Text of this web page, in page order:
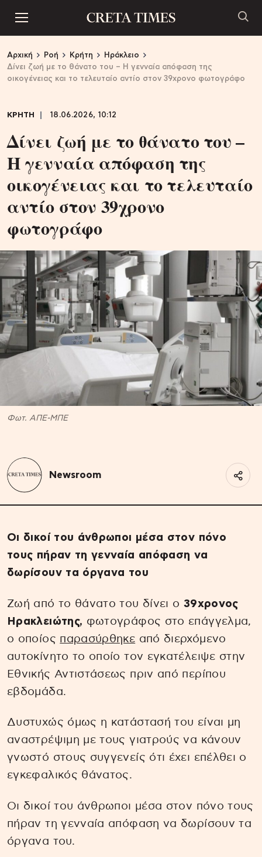
Αρχική Ροή Κρήτη
Ηράκλειο
Δίνει ζωή με το θάνατο του – Η γενναία απόφαση της
οικογένειας και το τελευταίο αντίο στον 39χρονο φωτογράφο
ΚΡΗΤΗ 18.06.2026, 10:12
Δίνει ζωή με το θάνατο του –
Η γενναία απόφαση της
οικογένειας και το τελευταίο
αντίο στον 39χρονο
φωτογράφο
Φωτ. ΑΠΕ-ΜΠΕ
Newsroom
Οι δικοί του άνθρωποι μέσα στον πόνο
τους πήραν τη γενναία απόφαση να
δωρίσουν τα όργανα του
Ζωή από το θάνατο του δίνει ο 39χρονος
Ηρακλειώτης, φωτογράφος στο επάγγελμα,
ο οποίος παρασύρθηκε από διερχόμενο
αυτοκίνητο το οποίο τον εγκατέλειψε στην
Εθνικής Αντιστάσεως πριν από περίπου
εβδομάδα.
Δυστυχώς όμως η κατάστασή του είναι μη
αναστρέψιμη με τους γιατρούς να κάνουν
γνωστό στους συγγενείς ότι έχει επέλθει ο
εγκεφαλικός θάνατος.
Οι δικοί του άνθρωποι μέσα στον πόνο τους
πήραν τη γενναία απόφαση να δωρίσουν τα
όργανα του.